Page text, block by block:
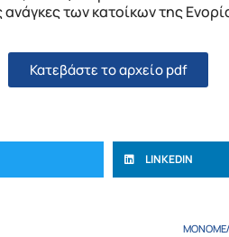
των κατοίκων της
Κατεβάστε το αρχείο pdf
LINKEDIN